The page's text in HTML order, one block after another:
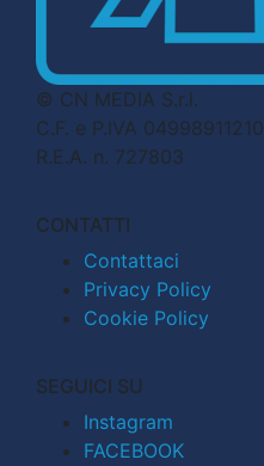
© CN MEDIA S.r.l.
C.F. e P.IVA 04998911210
R.E.A. n. 727803
CONTATTI
Contattaci
Privacy Policy
Cookie Policy
SEGUICI SU
Instagram
FACEBOOK